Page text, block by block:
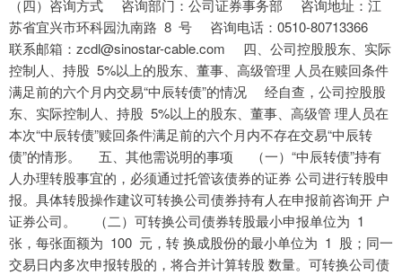
（四）咨询方式 咨询部门：公司证券事务部 咨询地址：江
苏省宜兴市环科园氿南路 8 号 咨询电话：0510-80713366
联系邮箱：zcdl@sinostar-cable.com 四、公司控股股东、实际
控制人、持股 5%以上的股东、董事、高级管理 人员在赎回条件
满足前的六个月内交易“中辰转债”的情况 经自查，公司控股股
东、实际控制人、持股 5%以上的股东、董事、高级管 理人员在
本次“中辰转债”赎回条件满足前的六个月内不存在交易“中辰转
债”的情形。 五、其他需说明的事项 （一）“中辰转债”持有
人办理转股事宜的，必须通过托管该债券的证券 公司进行转股申
报。具体转股操作建议可转换公司债券持有人在申报前咨询开 户
证券公司。 （二）可转换公司债券转股最小申报单位为 1
张，每张面额为 100 元，转 换成股份的最小单位为 1 股；同一
交易日内多次申报转股的，将合并计算转股 数量。可转换公司债